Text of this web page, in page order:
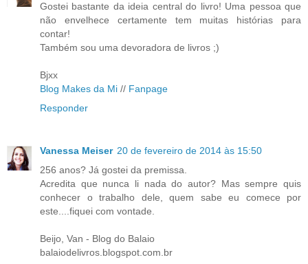
Gostei bastante da ideia central do livro! Uma pessoa que
não envelhece certamente tem muitas histórias para
contar!
Também sou uma devoradora de livros ;)
Bjxx
Blog Makes da Mi // Fanpage
Responder
Vanessa Meiser 20 de fevereiro de 2014 às 15:50
256 anos? Já gostei da premissa.
Acredita que nunca li nada do autor? Mas sempre quis
conhecer o trabalho dele, quem sabe eu comece por
este....fiquei com vontade.
Beijo, Van - Blog do Balaio
balaiodelivros.blogspot.com.br